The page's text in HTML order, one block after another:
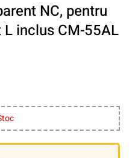
NC, pentru
inclus CM-55AL